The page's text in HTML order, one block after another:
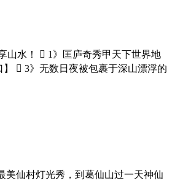
山水！  1》匡庐奇秀甲天下世界地
 3》无数日夜被包裹于深山漂浮的
美仙村灯光秀，到葛仙山过一天神仙